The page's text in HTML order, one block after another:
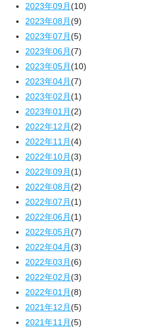
2023年09月(10)
2023年08月(9)
2023年07月(5)
2023年06月(7)
2023年05月(10)
2023年04月(7)
2023年02月(1)
2023年01月(2)
2022年12月(2)
2022年11月(4)
2022年10月(3)
2022年09月(1)
2022年08月(2)
2022年07月(1)
2022年06月(1)
2022年05月(7)
2022年04月(3)
2022年03月(6)
2022年02月(3)
2022年01月(8)
2021年12月(5)
2021年11月(5)